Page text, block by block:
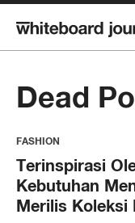
Dead
FASHION
Terinspirasi
Kebutuhan
Merilis Koleksi